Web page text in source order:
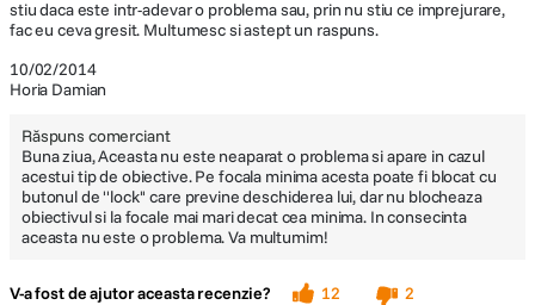
10/02/2014
Horia Damian
stiu daca este intr-adevar o problema sau, prin nu stiu ce imprejurare,
fac eu ceva gresit. Multumesc si astept un raspuns.
Răspuns comerciant
Buna ziua, Aceasta nu este neaparat o problema si apare in cazul
acestui tip de obiective. Pe focala minima acesta poate fi blocat cu
butonul de ''lock'' care previne deschiderea lui, dar nu blocheaza
obiectivul si la focale mai mari decat cea minima. In consecinta
aceasta nu este o problema. Va multumim!
V-a fost de ajutor aceasta recenzie? 12
2